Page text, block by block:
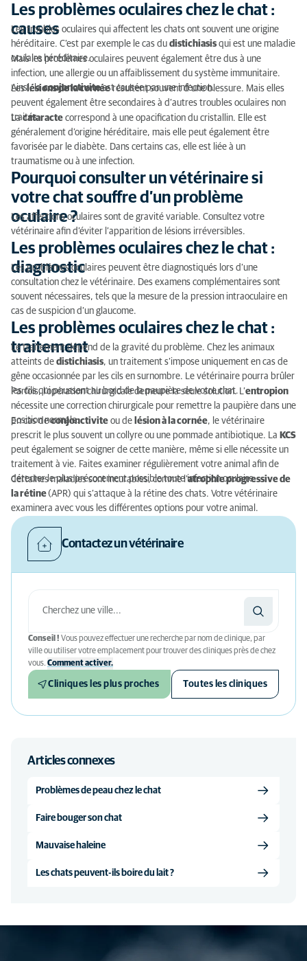
Les problèmes oculaires chez le chat :
causes
Les troubles oculaires qui affectent les chats ont souvent une origine
héréditaire. C’est par exemple le cas du distichiasis qui est une maladie
oculaire héréditaire.
Mais les problèmes oculaires peuvent également être dus à une
infection, une allergie ou un affaiblissement du système immunitaire.
Ainsi, laconjonctiviteest causée par une infection.
Leslésions de la cornéerésultent souvent d’une blessure. Mais elles
peuvent également être secondaires à d’autres troubles oculaires non
traités.
Lacataracte correspond à une opacification du cristallin. Elle est
généralement d’origine héréditaire, mais elle peut également être
favorisée par le diabète. Dans certains cas, elle est liée à un
traumatisme ou à une infection.
Pourquoi consulter un vétérinaire si
votre chat souffre d’un problème
oculaire ?
Les affections oculaires sont de gravité variable. Consultez votre
vétérinaire afin d’éviter l’apparition de lésions irréversibles.
Les problèmes oculaires chez le chat :
diagnostic
Les problèmes oculaires peuvent être diagnostiqués lors d’une
consultation chez le vétérinaire. Des examens complémentaires sont
souvent nécessaires, tels que la mesure de la pression intraoculaire en
cas de suspicion d’un glaucome.
Les problèmes oculaires chez le chat :
traitement
Le traitement dépend de la gravité du problème. Chez les animaux
atteints de distichiasis, un traitement s’impose uniquement en cas de
gêne occasionnée par les cils en surnombre. Le vétérinaire pourra brûler
les cils qui poussent au bord de la paupière de votre chat.
Parfois, l’opération chirurgicale demeure la seule solution. L’entropion
nécessite une correction chirurgicale pour remettre la paupière dans une
position normale.
En cas deconjonctivite ou de lésion à la cornée, le vétérinaire
prescrit le plus souvent un collyre ou une pommade antibiotique. La KCS
peut également se soigner de cette manière, même si elle nécessite un
traitement à vie. Faites examiner régulièrement votre animal afin de
détecter le plus précocement possible toute infection oculaire.
Certaines maladies sont incurables, comme l’atrophie progressive de
la rétine(APR) qui s’attaque à la rétine des chats. Votre vétérinaire
examinera avec vous les différentes options pour votre animal.
Contactez un vétérinaire
Conseil ! Vous pouvez effectuer une recherche par nom de clinique, par
ville ou utiliser votre emplacement pour trouver des cliniques près de chez
vous. Comment activer.
Cliniques les plus proches Toutes les cliniques
Articles connexes
Problèmes de peau chez le chat
Faire bouger son chat
Mauvaise haleine
Les chats peuvent-ils boire du lait ?